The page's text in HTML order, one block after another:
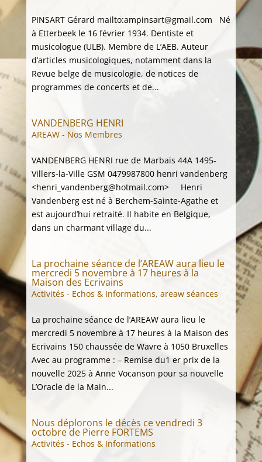
PINSART Gérard mailto:ampinsart@gmail.com Né
à Etterbeek le 16 février 1934. Dentiste et
musicologue (ULB). Membre de L’AEB. Auteur
d’articles musicologiques, notamment dans la
Revue belge de musicologie, de notices de
programmes de concerts et de...
VANDENBERG HENRI
AREAW - Nos Membres
VANDENBERG HENRI rue de Marbais 44A 1495-
Villers-la-Ville GSM 0479987800 henri vandenberg
<henri_vandenberg@hotmail.com> Henri
Vandenberg est né à Berchem-Sainte-Agathe et
est aujourd’hui retraité. Il habite en Belgique,
dans un charmant village du...
La prochaine séance de l’AREAW aura lieu le
mercredi 5 novembre à 17 heures à la
Maison des Ecrivains
Activités - Echos & Informations, areaw séances
La prochaine séance de l’AREAW aura lieu le
mercredi 5 novembre à 17 heures à la Maison des
Ecrivains 150 chaussée de Wavre à 1050 Bruxelles
Avec au programme : – Remise du1 er prix de la
nouvelle 2025 à Anne Vocanson pour sa nouvelle
L’Oracle de la Main...
Nous déplorons le décès ce vendredi 3
octobre de Pierre FORTEMS
Activités - Echos & Informations